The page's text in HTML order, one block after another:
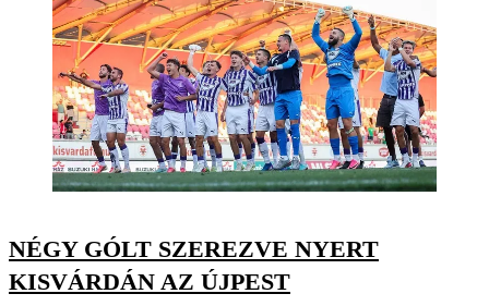
NÉGY GÓLT SZEREZVE NYERT
KISVÁRDÁN AZ ÚJPEST